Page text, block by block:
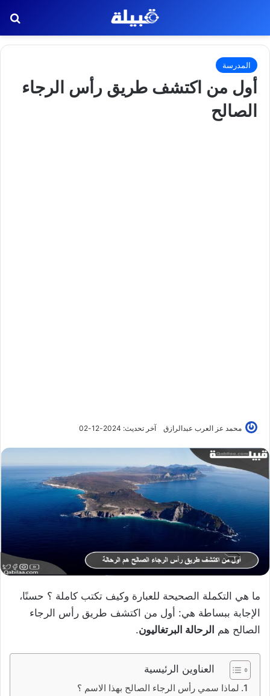
المدرسة
أول من اكتشف طريق رأس الرجاء
الصالح
محمد عز العرب عبدالرازق آخر تحديث: 2024-12-02
ما هي التكملة الصحيحة للعبارة وكيف تكتب كاملة ؟ حسنًا،
الإجابة ببساطة هي: أول من اكتشف طريق رأس الرجاء
الصالح هم الرحالة البرتغاليون.
العناوين الرئيسية
لماذا سمي رأس الرجاء الصالح بهذا الاسم ؟